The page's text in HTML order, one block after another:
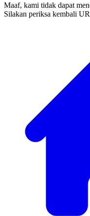
Maaf, kami tidak dapat
Silakan periksa kembali